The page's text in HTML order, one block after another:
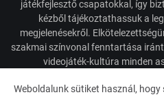
játékfejlesztő csapatokkal, így
kézből tájékoztathassuk a
megjelenésekről.
szakmai színvonal fenntartása
videojáték-kultúra minden
Weboldalunk sütiket használ, hogy